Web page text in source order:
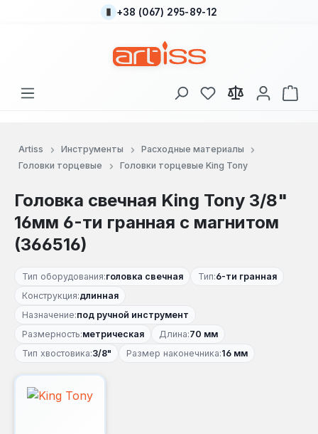
Перейти к основному содержанию
+38 (067) 295-89-12
У вас есть товары
В
Artiss Инструменты
Расходные материалы
Головки торцевые
Головки торцевые King Tony
Головка свечная King Tony 3/8"
16мм 6-ти гранная с магнитом
(366516)
Тип оборудования:головка свечная Тип:6-ти гранная
Конструкция:длинная
Назначение:под ручной инструмент
Размерность:метрическая Длина:70 мм
Тип хвостовика:3/8" Размер наконечника:16 мм